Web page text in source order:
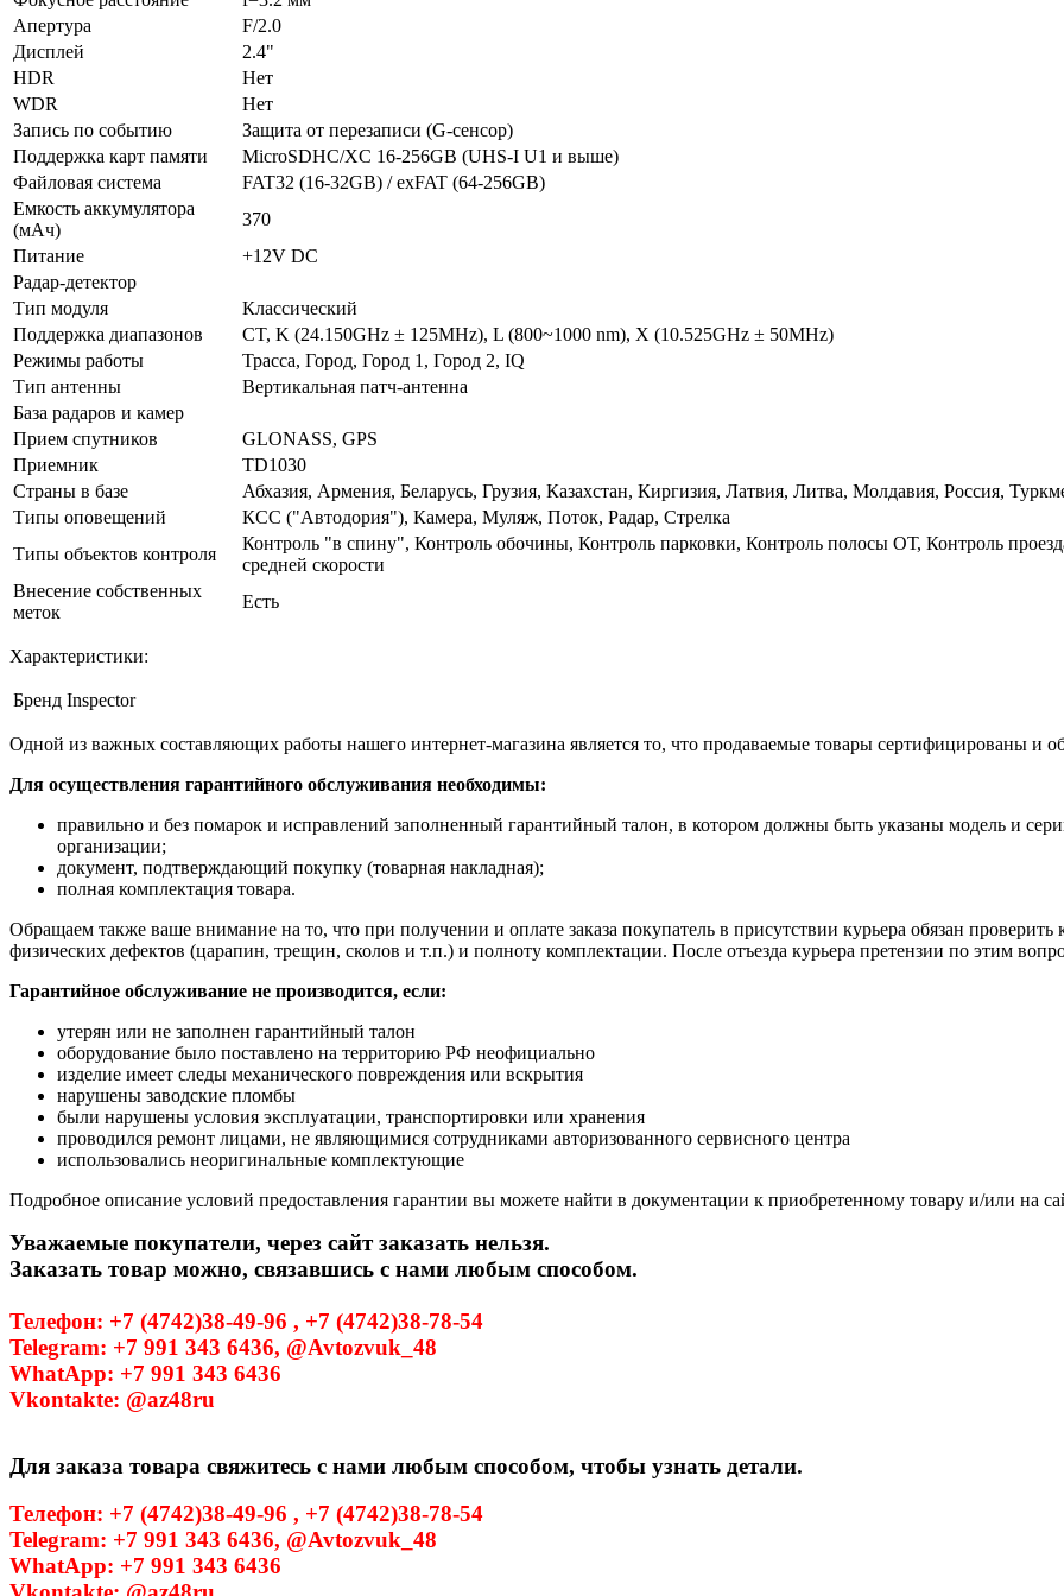
Апертура
F/2.0
Дисплей
2.4"
HDR
Нет
WDR
Нет
Запись по событию
Защита от перезаписи (G-сенсор)
Поддержка карт памяти
MicroSDHC/XC 16-256GB (UHS-I U1 и выше)
Файловая система
FAT32 (16-32GB) / exFAT (64-256GB)
Емкость аккумулятора
(мАч)
370
Питание
+12V DC
Радар-детектор
Тип модуля
Классический
Поддержка диапазонов
CT, K (24.150GHz ± 125MHz), L (800~1000 nm), X (10.525GHz ± 50MHz)
Режимы работы
Трасса, Город, Город 1, Город 2, IQ
Тип антенны
Вертикальная патч-антенна
База радаров и камер
Прием спутников
GLONASS, GPS
Приемник
TD1030
Страны в базе
Абхазия, Армения, Беларусь, Грузия, Казахстан, Киргизия, Латвия, Литва, Молдавия, Россия,
Типы оповещений
КСС ("Автодория"), Камера, Муляж, Поток, Радар, Стрелка
Типы объектов контроля
Контроль "в спину", Контроль обочины, Контроль парковки, Контроль полосы ОТ, Контроль
средней скорости
Внесение собственных
меток
Есть
Характеристики:
Бренд Inspector
Одной из важных составляющих работы нашего интернет-магазина является то, что продаваемые товары сертифицированы и
Для осуществления гарантийного обслуживания необходимы:
правильно и без помарок и исправлений заполненный гарантийный талон, в котором должны быть указаны модель и
организации;
документ, подтверждающий покупку (товарная накладная);
полная комплектация товара.
Обращаем также ваше внимание на то, что при получении и оплате заказа покупатель в присутствии курьера обязан
физических дефектов (царапин, трещин, сколов и т.п.) и полноту комплектации. После отъезда курьера претензии по этим
Гарантийное обслуживание не производится, если:
утерян или не заполнен гарантийный талон
оборудование было поставлено на территорию РФ неофициально
изделие имеет следы механического повреждения или вскрытия
нарушены заводские пломбы
были нарушены условия эксплуатации, транспортировки или хранения
проводился ремонт лицами, не являющимися сотрудниками авторизованного сервисного центра
использовались неоригинальные комплектующие
Подробное описание условий предоставления гарантии вы можете найти в документации к приобретенному товару и/или на
Уважаемые покупатели, через сайт заказать нельзя.
Заказать товар можно, связавшись с нами любым способом.
Телефон: +7 (4742)38-49-96 , +7 (4742)38-78-54
Telegram: +7 991 343 6436, @Avtozvuk_48
WhatApp: +7 991 343 6436
Vkontakte: @az48ru
Для заказа товара свяжитесь с нами любым способом, чтобы узнать детали.
Телефон: +7 (4742)38-49-96 , +7 (4742)38-78-54
Telegram: +7 991 343 6436, @Avtozvuk_48
WhatApp: +7 991 343 6436